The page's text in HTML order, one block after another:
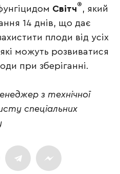
Світч®, який
14 днів, що дає
плоди від усіх
можуть розвиватися
при зберіганні.
з технічної
спеціальних